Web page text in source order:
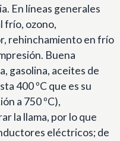
En líneas generales
frío, ozono,
rehinchamiento en frío
Buena
gasolina, aceites de
400 ºC que es su
a 750 ºC),
la llama, por lo que
eléctricos; de